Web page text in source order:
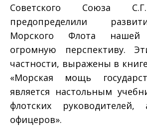
Советского Союза
предопределили
Морского Флота
огромную перспективу.
частности, выражены в
«Морская мощь
является настольным
флотских
офицеров».